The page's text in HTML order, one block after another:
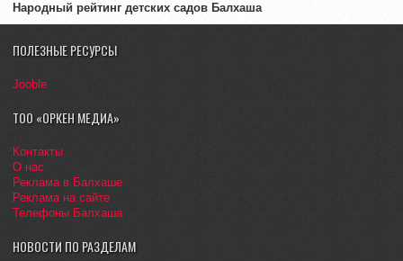
Народный рейтинг детских садов Балхаша
ПОЛЕЗНЫЕ РЕСУРСЫ
Jooble
ТОО «ОРКЕН МЕДИА»
Контакты
О нас
Реклама в Балхаше
Реклама на сайте
Телефоны Балхаша
НОВОСТИ ПО РАЗДЕЛАМ